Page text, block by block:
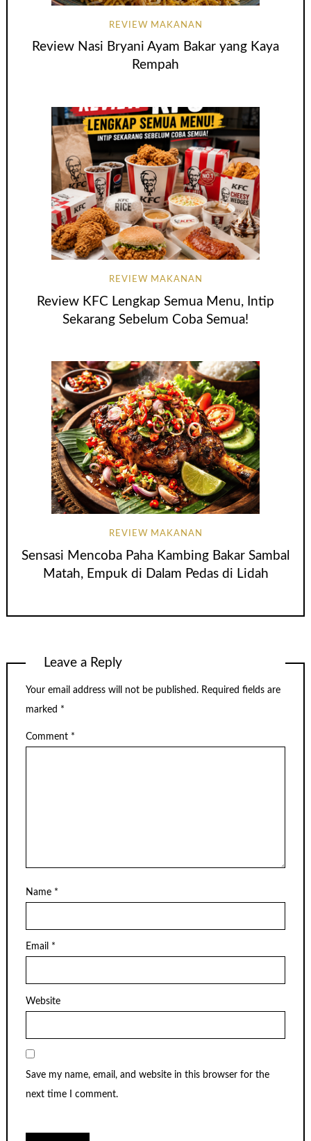
REVIEW MAKANAN
Review Nasi Bryani Ayam Bakar yang Kaya
Rempah
REVIEW MAKANAN
Review KFC Lengkap Semua Menu, Intip
Sekarang Sebelum Coba Semua!
REVIEW MAKANAN
Sensasi Mencoba Paha Kambing Bakar Sambal
Matah, Empuk di Dalam Pedas di Lidah
Leave a Reply
Your email address will not be published. Required fields are
marked *
Comment *
Name *
Email *
Website
Save my name, email, and website in this browser for the
next time I comment.